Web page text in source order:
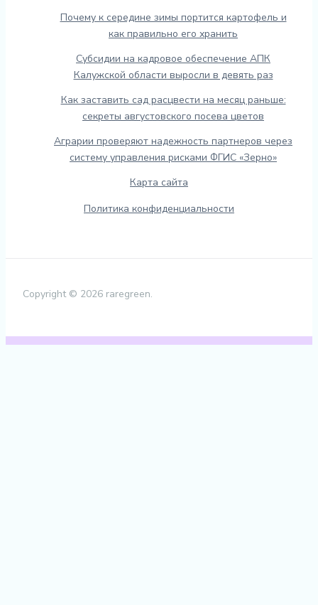
Почему к середине зимы портится картофель и
как правильно его хранить
Субсидии на кадровое обеспечение АПК
Калужской области выросли в девять раз
Как заставить сад расцвести на месяц раньше:
секреты августовского посева цветов
Аграрии проверяют надежность партнеров через
систему управления рисками ФГИС «Зерно»
Карта сайта
Политика конфиденциальности
Copyright © 2026 raregreen.